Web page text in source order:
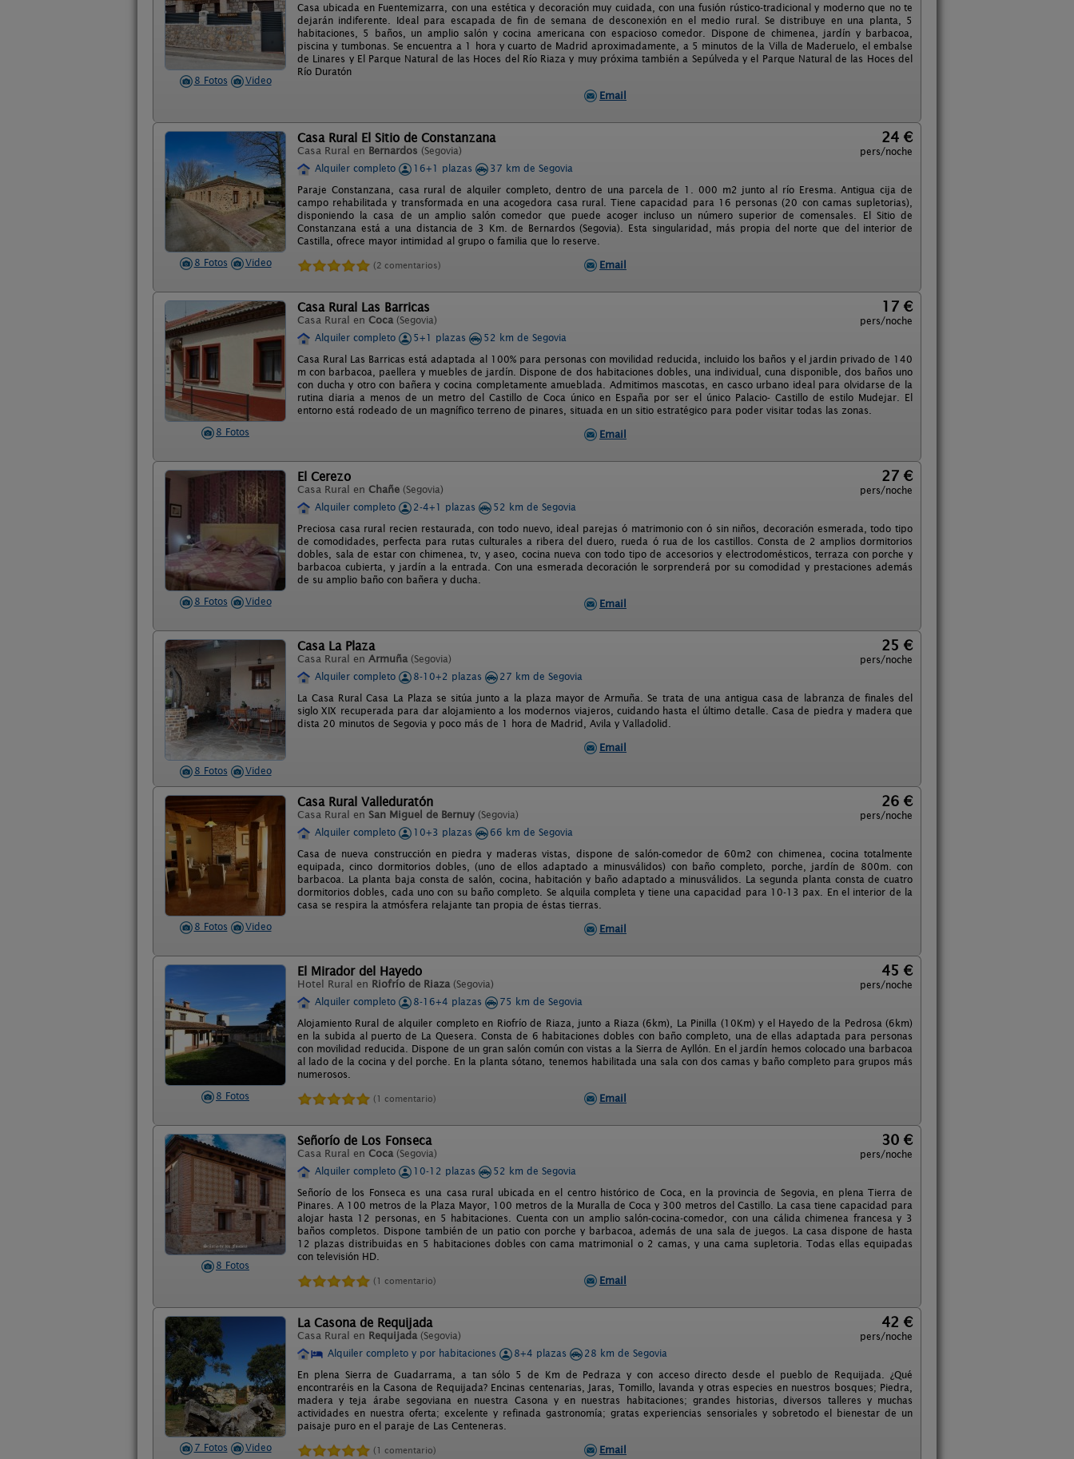
8 Fotos Video
Casa ubicada en Fuentemizarra, con una estética y decoración muy cuidada, con una fusión rústico-tradicional y moderno que no te
dejarán indiferente. Ideal para escapada de fin de semana de desconexión en el medio rural. Se distribuye en una planta, 5
habitaciones, 5 baños, un amplio salón y cocina americana con espacioso comedor. Dispone de chimenea, jardín y barbacoa,
piscina y tumbonas. Se encuentra a 1 hora y cuarto de Madrid aproximadamente, a 5 minutos de la Villa de Maderuelo, el embalse
de Linares y El Parque Natural de las Hoces del Río Riaza y muy próxima también a Sepúlveda y el Parque Natural de las Hoces del
Río Duratón
Email
8 Fotos Video
Casa Rural El Sitio de Constanzana
Casa Rural en Bernardos (Segovia)
24 €
pers/noche
Alquiler completo
16+1 plazas
37 km de Segovia
Paraje Constanzana, casa rural de alquiler completo, dentro de una parcela de 1. 000 m2 junto al río Eresma. Antigua cija de
campo rehabilitada y transformada en una acogedora casa rural. Tiene capacidad para 16 personas (20 con camas supletorias),
disponiendo la casa de un amplio salón comedor que puede acoger incluso un número superior de comensales. El Sitio de
Constanzana está a una distancia de 3 Km. de Bernardos (Segovia). Esta singularidad, más propia del norte que del interior de
Castilla, ofrece mayor intimidad al grupo o familia que lo reserve.
(2 comentarios) Email
8 Fotos
Casa Rural Las Barricas
Casa Rural en Coca (Segovia)
17 €
pers/noche
Alquiler completo
5+1 plazas
52 km de Segovia
Casa Rural Las Barricas está adaptada al 100% para personas con movilidad reducida, incluido los baños y el jardin privado de 140
m con barbacoa, paellera y muebles de jardín. Dispone de dos habitaciones dobles, una individual, cuna disponible, dos baños uno
con ducha y otro con bañera y cocina completamente amueblada. Admitimos mascotas, en casco urbano ideal para olvidarse de la
rutina diaria a menos de un metro del Castillo de Coca único en España por ser el único Palacio- Castillo de estilo Mudejar. El
entorno está rodeado de un magnífico terreno de pinares, situada en un sitio estratégico para poder visitar todas las zonas.
Email
8 Fotos Video
El Cerezo
Casa Rural en Chañe (Segovia)
27 €
pers/noche
Alquiler completo
2-4+1 plazas
52 km de Segovia
Preciosa casa rural recien restaurada, con todo nuevo, ideal parejas ó matrimonio con ó sin niños, decoración esmerada, todo tipo
de comodidades, perfecta para rutas culturales a ribera del duero, rueda ó rua de los castillos. Consta de 2 amplios dormitorios
dobles, sala de estar con chimenea, tv, y aseo, cocina nueva con todo tipo de accesorios y electrodomésticos, terraza con porche y
barbacoa cubierta, y jardín a la entrada. Con una esmerada decoración le sorprenderá por su comodidad y prestaciones además
de su amplio baño con bañera y ducha.
Email
8 Fotos Video
Casa La Plaza
Casa Rural en Armuña (Segovia)
25 €
pers/noche
Alquiler completo
8-10+2 plazas
27 km de Segovia
La Casa Rural Casa La Plaza se sitúa junto a la plaza mayor de Armuña. Se trata de una antigua casa de labranza de finales del
siglo XIX recuperada para dar alojamiento a los modernos viajeros, cuidando hasta el último detalle. Casa de piedra y madera que
dista 20 minutos de Segovia y poco más de 1 hora de Madrid, Avila y Valladolid.
Email
8 Fotos Video
Casa Rural Valleduratón
Casa Rural en San Miguel de Bernuy (Segovia)
26 €
pers/noche
Alquiler completo
10+3 plazas
66 km de Segovia
Casa de nueva construcción en piedra y maderas vistas, dispone de salón-comedor de 60m2 con chimenea, cocina totalmente
equipada, cinco dormitorios dobles, (uno de ellos adaptado a minusválidos) con baño completo, porche, jardín de 800m. con
barbacoa. La planta baja consta de salón, cocina, habitación y baño adaptado a minusválidos. La segunda planta consta de cuatro
dormitorios dobles, cada uno con su baño completo. Se alquila completa y tiene una capacidad para 10-13 pax. En el interior de la
casa se respira la atmósfera relajante tan propia de éstas tierras.
Email
8 Fotos
El Mirador del Hayedo
Hotel Rural en Riofrío de Riaza (Segovia)
45 €
pers/noche
Alquiler completo
8-16+4 plazas
75 km de Segovia
Alojamiento Rural de alquiler completo en Riofrío de Riaza, junto a Riaza (6km), La Pinilla (10Km) y el Hayedo de la Pedrosa (6km)
en la subida al puerto de La Quesera. Consta de 6 habitaciones dobles con baño completo, una de ellas adaptada para personas
con movilidad reducida. Dispone de un gran salón común con vistas a la Sierra de Ayllón. En el jardín hemos colocado una barbacoa
al lado de la cocina y del porche. En la planta sótano, tenemos habilitada una sala con dos camas y baño completo para grupos más
numerosos.
(1 comentario) Email
8 Fotos
Señorío de Los Fonseca
Casa Rural en Coca (Segovia)
30 €
pers/noche
Alquiler completo
10-12 plazas
52 km de Segovia
Señorío de los Fonseca es una casa rural ubicada en el centro histórico de Coca, en la provincia de Segovia, en plena Tierra de
Pinares. A 100 metros de la Plaza Mayor, 100 metros de la Muralla de Coca y 300 metros del Castillo. La casa tiene capacidad para
alojar hasta 12 personas, en 5 habitaciones. Cuenta con un amplio salón-cocina-comedor, con una cálida chimenea francesa y 3
baños completos. Dispone también de un patio con porche y barbacoa, además de una sala de juegos. La casa dispone de hasta
12 plazas distribuidas en 5 habitaciones dobles con cama matrimonial o 2 camas, y una cama supletoria. Todas ellas equipadas
con televisión HD.
(1 comentario) Email
7 Fotos Video
La Casona de Requijada
Casa Rural en Requijada (Segovia)
42 €
pers/noche
Alquiler completo y por habitaciones
8+4 plazas
28 km de Segovia
En plena Sierra de Guadarrama, a tan sólo 5 de Km de Pedraza y con acceso directo desde el pueblo de Requijada. ¿Qué
encontraréis en la Casona de Requijada? Encinas centenarias, Jaras, Tomillo, lavanda y otras especies en nuestros bosques; Piedra,
madera y teja árabe segoviana en nuestra Casona y en nuestras habitaciones; grandes historias, diversos talleres y muchas
actividades en nuestra oferta; excelente y refinada gastronomía; gratas experiencias sensoriales y sobretodo el bienestar de un
paisaje puro en el paraje de Las Centeneras.
(1 comentario) Email